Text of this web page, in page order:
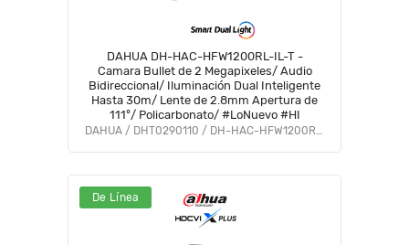
DAHUA DH-HAC-HFW1200RL-IL-T -
Camara Bullet de 2 Megapixeles/ Audio
Bidireccional/ Iluminación Dual Inteligente
Hasta 30m/ Lente de 2.8mm Apertura de
111°/ Policarbonato/ #LoNuevo #HI
DAHUA / DHT0290110 / DH-HAC-HFW1200RLN-IL-T
De Línea